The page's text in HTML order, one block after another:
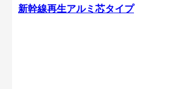
新幹線再生アルミ芯タイプ